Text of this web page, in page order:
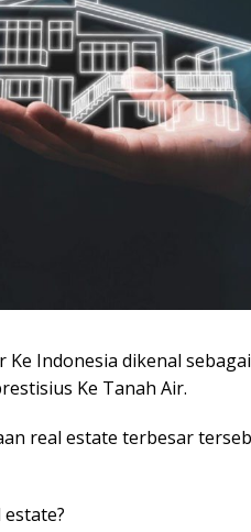
Ke Indonesia dikenal
Ke Tanah Air.
real estate terbesar